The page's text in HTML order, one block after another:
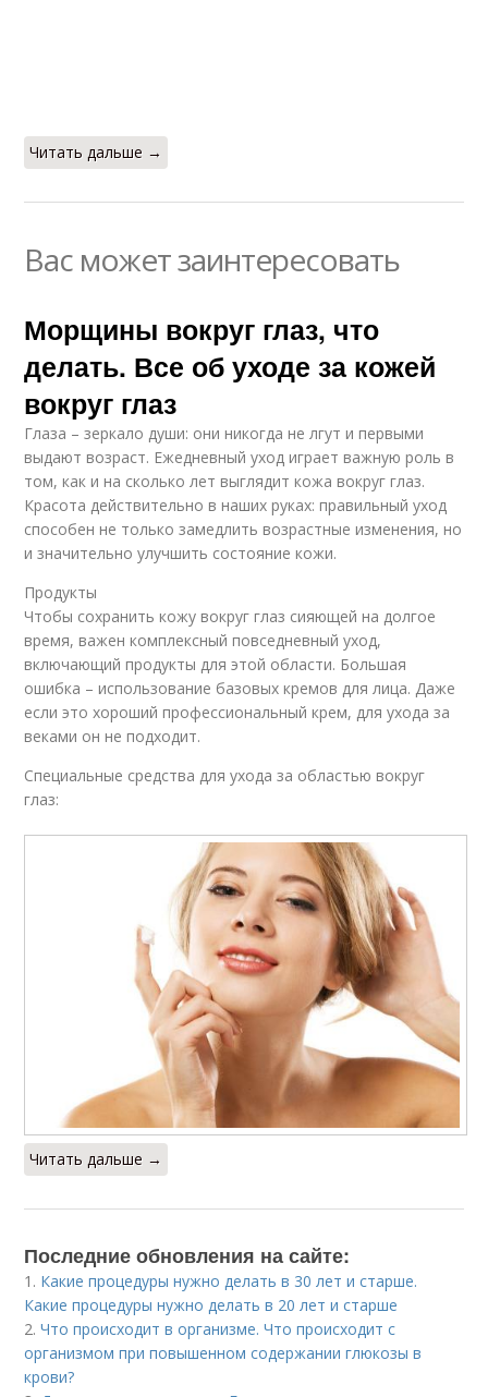
Читать дальше →
Вас может заинтересовать
Морщины вокруг глаз, что
делать. Все об уходе за кожей
вокруг глаз
Глаза – зеркало души: они никогда не лгут и первыми
выдают возраст. Ежедневный уход играет важную роль в
том, как и на сколько лет выглядит кожа вокруг глаз.
Красота действительно в наших руках: правильный уход
способен не только замедлить возрастные изменения, но
и значительно улучшить состояние кожи.
Продукты
Чтобы сохранить кожу вокруг глаз сияющей на долгое
время, важен комплексный повседневный уход,
включающий продукты для этой области. Большая
ошибка – использование базовых кремов для лица. Даже
если это хороший профессиональный крем, для ухода за
веками он не подходит.
Специальные средства для ухода за областью вокруг
глаз:
Читать дальше →
Последние обновления на сайте:
1. Какие процедуры нужно делать в 30 лет и старше.
Какие процедуры нужно делать в 20 лет и старше
2.Что происходит в организме. Что происходит с
организмом при повышенном содержании глюкозы в
крови?